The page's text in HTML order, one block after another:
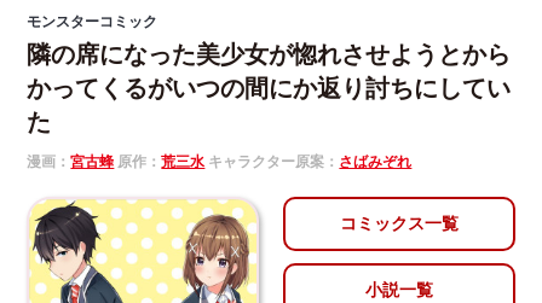
モンスターコミック
隣の席になった美少女が惚れさせようとから
かってくるがいつの間にか返り討ちにしてい
た
漫画：宮古蜂 原作：荒三水 キャラクター原案： さばみぞれ
コミックス一覧
小説一覧